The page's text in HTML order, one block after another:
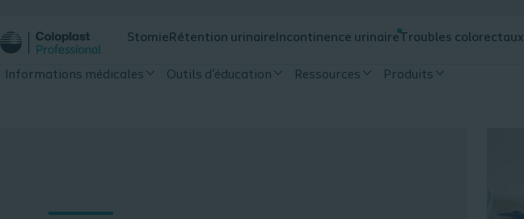
Stomie Rétention urinaire Incontinence urinaire Troubles colorectaux
Informations médicales Outils d'éducation Ressources Produits